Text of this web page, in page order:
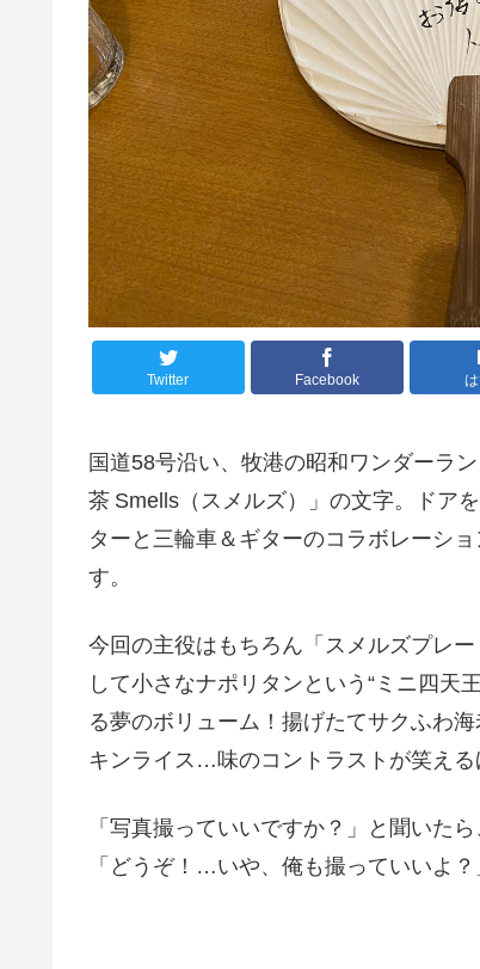
Twitter Facebook
国道58号沿い、牧港の昭和ワンダーラ
茶 Smells（スメルズ）」の文字。ドア
ターと三輪車＆ギターのコラボレーシ
す。
今回の主役はもちろん「スメルズプレ
して小さなナポリタンという“ミニ四天
る夢のボリューム！揚げたてサクふわ
キンライス…味のコントラストが笑える
「写真撮っていいですか？」と聞いた
「どうぞ！…いや、俺も撮っていいよ